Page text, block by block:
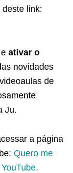
link:
e ativar o
novidades
de
Ju.
a página
Quero me
.